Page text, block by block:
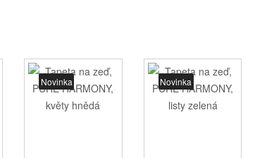
Novinka Novinka